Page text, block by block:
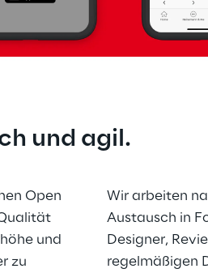
und agil.
Open
und
zu
Wir arbeiten
Austausch in
Designer,
regelmäßigen